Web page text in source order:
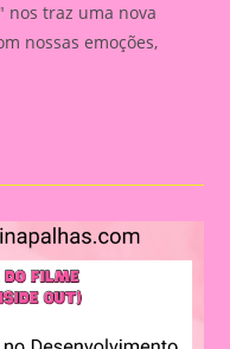
nos traz uma nova
nossas emoções,